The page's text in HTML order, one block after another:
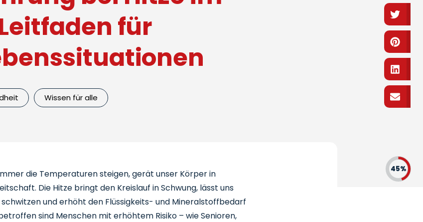
für
45%
Wissen für alle
die Temperaturen steigen, gerät unser Körper in
Die Hitze bringt den Kreislauf in Schwung, lässt uns
und erhöht den Flüssigkeits- und Mineralstoffbedarf
sind Menschen mit erhöhtem Risiko – wie Senioren,